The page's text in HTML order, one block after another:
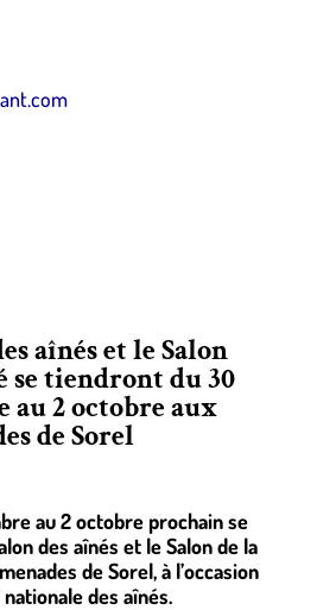
aînés et le Salon
se tiendront du 30
au 2 octobre aux
de Sorel
au 2 octobre prochain se
des aînés et le Salon de la
de Sorel, à l’occasion
des aînés.